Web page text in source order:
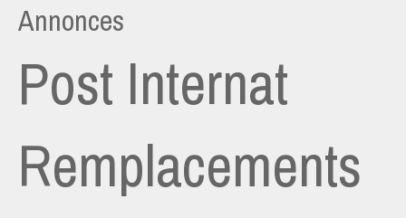
Annonces
Post Internat
Remplacements